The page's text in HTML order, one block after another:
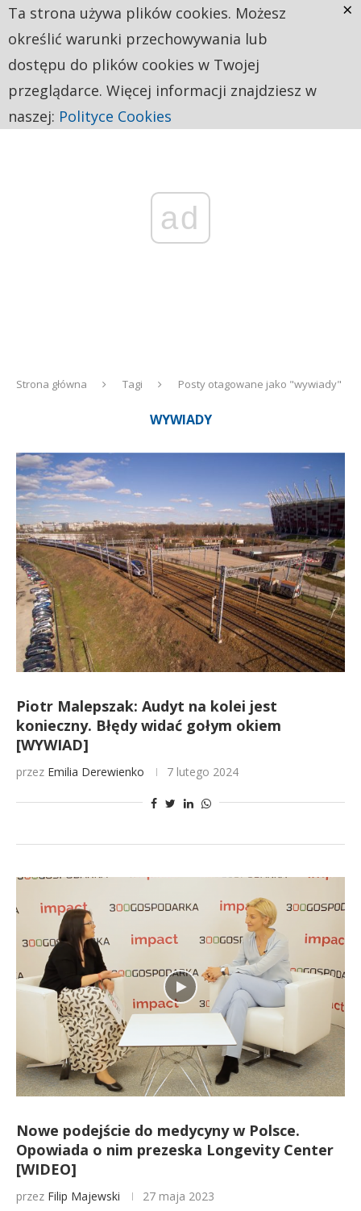
ad
Strona główna Tagi Posty otagowane jako "wywiady"
WYWIADY
Piotr Malepszak: Audyt na kolei jest
konieczny. Błędy widać gołym okiem
[WYWIAD]
przez Emilia Derewienko 7 lutego 2024
Nowe podejście do medycyny w Polsce.
Opowiada o nim prezeska Longevity Center
[WIDEO]
przez Filip Majewski 27 maja 2023
Ta strona używa plików cookies. Możesz
określić warunki przechowywania lub
dostępu do plików cookies w Twojej
przeglądarce. Więcej informacji znajdziesz w
naszej: Polityce Cookies
×